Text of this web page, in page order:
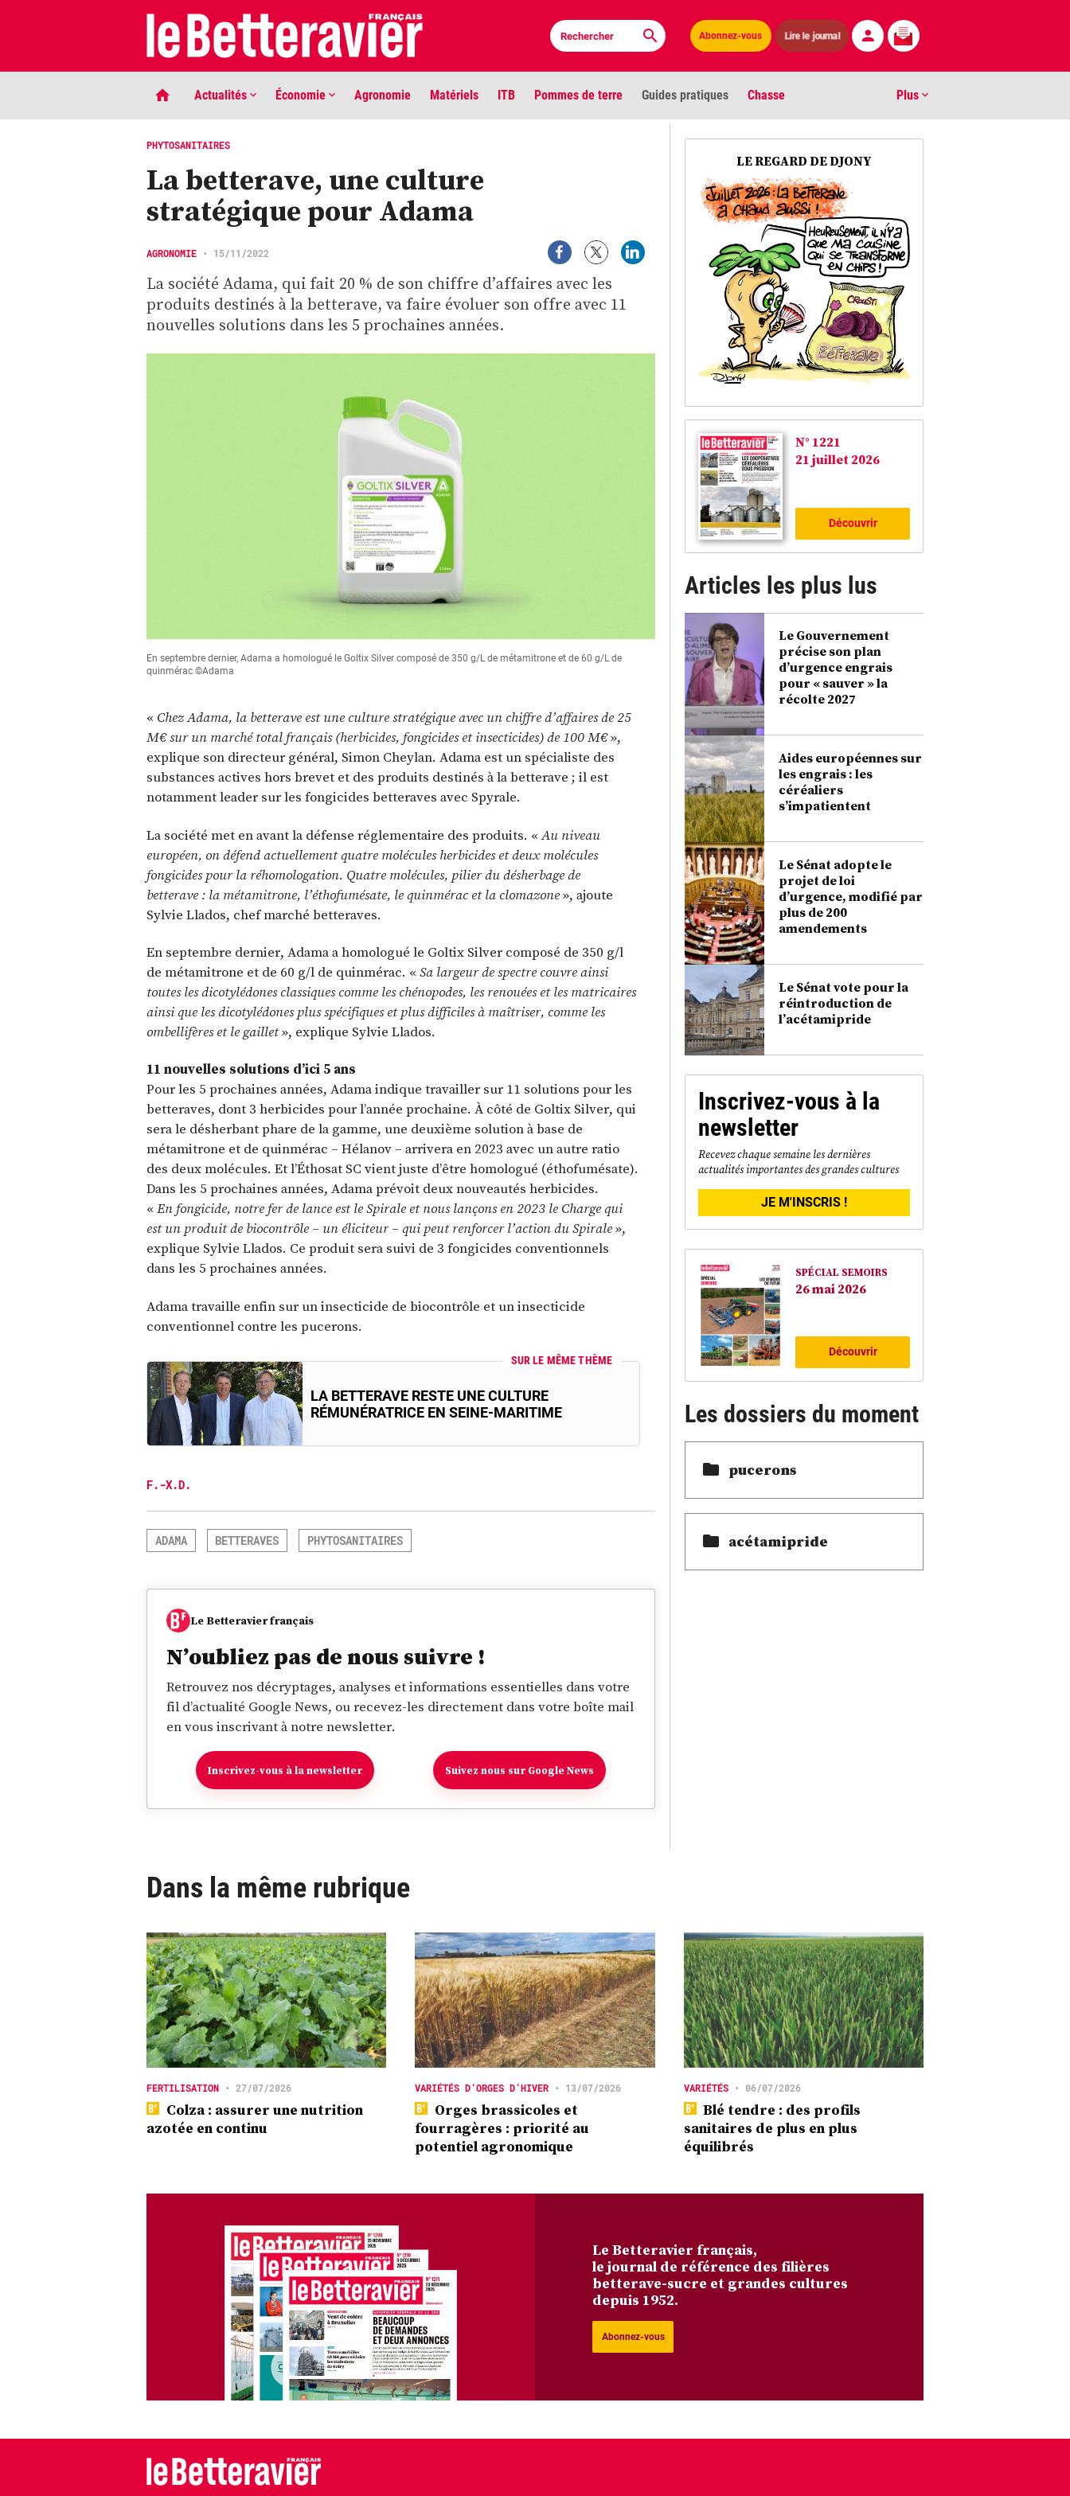
Abonnez-vous Lire le journal
Actualités Économie Agronomie Matériels ITB Pommes de terre Guides pratiques Chasse Plus
LIGNE DE MIRE
Phaco quand tu nous tiens …
LIGNE DE MIRE
Les louvetiers devant le Parlement
PLUS
Anciens numéros
Biocarburants
Environnement
Vidéos
Contact
PHYTOSANITAIRES
La betterave, une culture
stratégique pour Adama
AGRONOMIE • 15/11/2022
La société Adama, qui fait 20 % de son chiffre d’affaires avec les
produits destinés à la betterave, va faire évoluer son offre avec 11
nouvelles solutions dans les 5 prochaines années.
En septembre dernier, Adama a homologué le Goltix Silver composé de 350 g/L de métamitrone et de 60 g/L de
quinmérac ©Adama
« Chez Adama, la betterave est une culture stratégique avec un chiffre d’affaires de 25
M€ sur un marché total français (herbicides, fongicides et insecticides) de 100 M€»,
explique son directeur général, Simon Cheylan. Adama est un spécialiste des
substances actives hors brevet et des produits destinés à la betterave ; il est
notamment leader sur les fongicides betteraves avec Spyrale.
La société met en avant la défense réglementaire des produits. «Au niveau
européen, on défend actuellement quatre molécules herbicides et deux molécules
fongicides pour la réhomologation. Quatre molécules, pilier du désherbage de
betterave : la métamitrone, l’éthofumésate, le quinmérac et la clomazone», ajoute
Sylvie Llados, chef marché betteraves.
En septembre dernier, Adama a homologué le Goltix Silver composé de 350 g/l
de métamitrone et de 60 g/l de quinmérac. «Sa largeur de spectre couvre ainsi
toutes les dicotylédones classiques comme les chénopodes, les renouées et les matricaires
ainsi que les dicotylédones plus spécifiques et plus difficiles à maîtriser, comme les
ombellifères et le gaillet», explique Sylvie Llados.
11 nouvelles solutions d’ici 5 ans
Pour les 5 prochaines années, Adama indique travailler sur 11 solutions pour les
betteraves, dont 3 herbicides pour l’année prochaine. À côté de Goltix Silver, qui
sera le désherbant phare de la gamme, une deuxième solution à base de
métamitrone et de quinmérac – Hélanov – arrivera en 2023 avec un autre ratio
des deux molécules. Et l’Éthosat SC vient juste d’être homologué (éthofumésate).
Dans les 5 prochaines années, Adama prévoit deux nouveautés herbicides.
«En fongicide, notre fer de lance est le Spirale et nous lançons en 2023 le Charge qui
est un produit de biocontrôle – un éliciteur – qui peut renforcer l’action du Spirale»,
explique Sylvie Llados. Ce produit sera suivi de 3 fongicides conventionnels
dans les 5 prochaines années.
Adama travaille enfin sur un insecticide de biocontrôle et un insecticide
conventionnel contre les pucerons.
SUR LE MÊME THÈME
LA BETTERAVE RESTE UNE CULTURE
RÉMUNÉRATRICE EN SEINE-MARITIME
F.-X.D.
ADAMA BETTERAVES PHYTOSANITAIRES
Le Betteravier français
N’oubliez pas de nous suivre !
Retrouvez nos décryptages, analyses et informations essentielles dans votre
fil d’actualité Google News, ou recevez-les directement dans votre boîte mail
en vous inscrivant à notre newsletter.
Inscrivez-vous à la newsletter Suivez nous sur Google News
LE REGARD DE DJONY
N° 1221
21 juillet 2026
Découvrir
Articles les plus lus
Le Gouvernement
précise son plan
d’urgence engrais
pour « sauver » la
récolte 2027
Aides européennes sur
les engrais : les
céréaliers
s’impatientent
Le Sénat adopte le
projet de loi
d’urgence, modifié par
plus de 200
amendements
Le Sénat vote pour la
réintroduction de
l’acétamipride
Inscrivez-vous à la
newsletter
Recevez chaque semaine les dernières
actualités importantes des grandes cultures
JE M'INSCRIS !
SPÉCIAL SEMOIRS
26 mai 2026
Découvrir
Les dossiers du moment
pucerons
acétamipride
Dans la même rubrique
FERTILISATION • 27/07/2026
Colza : assurer une nutrition
azotée en continu
VARIÉTÉS D’ORGES D’HIVER • 13/07/2026
Orges brassicoles et
fourragères : priorité au
potentiel agronomique
VARIÉTÉS • 06/07/2026
Blé tendre : des profils
sanitaires de plus en plus
équilibrés
Le Betteravier français,
le journal de référence des filières
betterave-sucre et grandes cultures
depuis 1952.
Abonnez-vous